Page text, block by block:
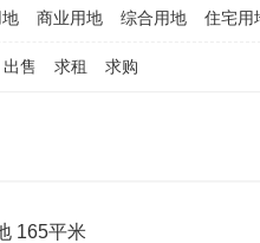
商业用地 综合用地 住宅用
出售 求租 求购
165平米